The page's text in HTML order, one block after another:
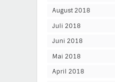
August 2018
Juli 2018
Juni 2018
Mai 2018
April 2018